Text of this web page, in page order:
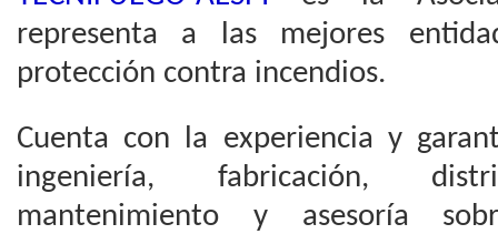
representa a las mejores
protección contra incendios.
Cuenta con la experiencia y
ingeniería, fabricación,
mantenimiento y asesoría